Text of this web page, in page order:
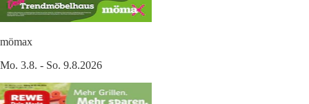
mömax
Mo. 3.8. - So. 9.8.2026